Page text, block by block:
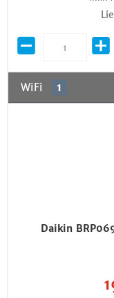
WiFi 1
Daikin